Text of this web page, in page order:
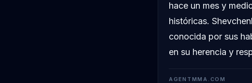
hace un mes y
históricas.
conocida por sus
en su herencia y
AGENTMMA.COM